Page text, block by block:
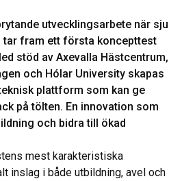
utvecklingsarbete när sju
tar fram ett första koncepttest
stöd av Axevalla Hästcentrum,
och Hólar University skapas
plattform som kan ge
på tölten. En innovation som
och bidra till ökad
mest karakteristiska
inslag i både utbildning, avel och